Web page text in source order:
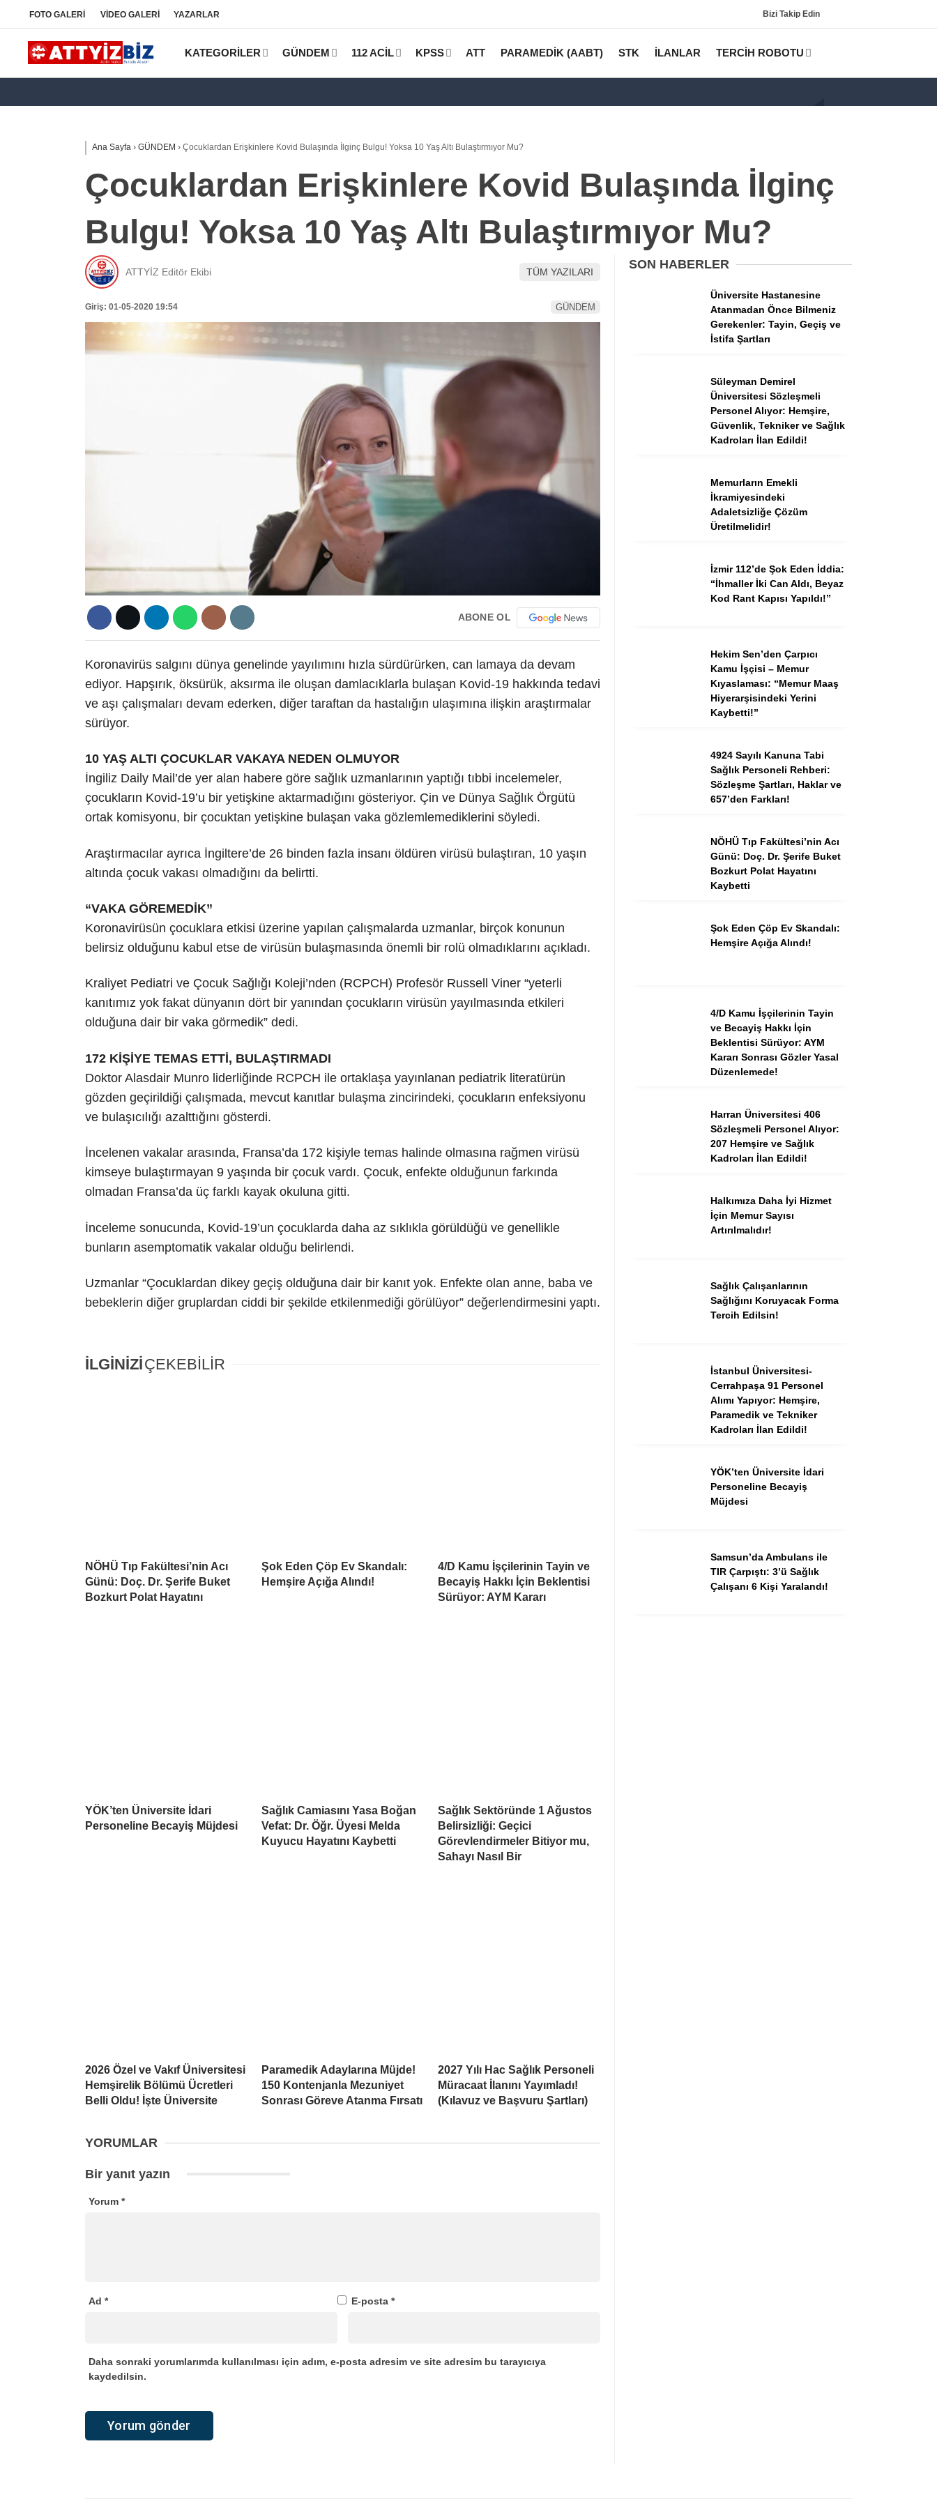
Tercih Robotu (Ön Lisans)
Dribbble
FOTO GALERİ VİDEO GALERİ YAZARLAR Bizi Takip Edin
KATEGORİLER GÜNDEM 112 ACİL KPSS ATT PARAMEDİK (AABT) STK İLANLAR TERCİH ROBOTU
Ana Sayfa › GÜNDEM › Çocuklardan Erişkinlere Kovid Bulaşında İlginç Bulgu! Yoksa 10 Yaş Altı Bulaştırmıyor Mu?
Çocuklardan Erişkinlere Kovid Bulaşında İlginç
Bulgu! Yoksa 10 Yaş Altı Bulaştırmıyor Mu?
ATTYİZ Editör Ekibi TÜM YAZILARI
Giriş: 01-05-2020 19:54 GÜNDEM
ABONE OL
Koronavirüs salgını dünya genelinde yayılımını hızla sürdürürken, can lamaya da devam
ediyor. Hapşırık, öksürük, aksırma ile oluşan damlacıklarla bulaşan Kovid-19 hakkında tedavi
ve aşı çalışmaları devam ederken, diğer taraftan da hastalığın ulaşımına ilişkin araştırmalar
sürüyor.
10 YAŞ ALTI ÇOCUKLAR VAKAYA NEDEN OLMUYOR
İngiliz Daily Mail’de yer alan habere göre sağlık uzmanlarının yaptığı tıbbi incelemeler,
çocukların Kovid-19’u bir yetişkine aktarmadığını gösteriyor. Çin ve Dünya Sağlık Örgütü
ortak komisyonu, bir çocuktan yetişkine bulaşan vaka gözlemlemediklerini söyledi.
Araştırmacılar ayrıca İngiltere’de 26 binden fazla insanı öldüren virüsü bulaştıran, 10 yaşın
altında çocuk vakası olmadığını da belirtti.
“VAKA GÖREMEDİK”
Koronavirüsün çocuklara etkisi üzerine yapılan çalışmalarda uzmanlar, birçok konunun
belirsiz olduğunu kabul etse de virüsün bulaşmasında önemli bir rolü olmadıklarını açıkladı.
Kraliyet Pediatri ve Çocuk Sağlığı Koleji’nden (RCPCH) Profesör Russell Viner “yeterli
kanıtımız yok fakat dünyanın dört bir yanından çocukların virüsün yayılmasında etkileri
olduğuna dair bir vaka görmedik” dedi.
172 KİŞİYE TEMAS ETTİ, BULAŞTIRMADI
Doktor Alasdair Munro liderliğinde RCPCH ile ortaklaşa yayınlanan pediatrik literatürün
gözden geçirildiği çalışmada, mevcut kanıtlar bulaşma zincirindeki, çocukların enfeksiyonu
ve bulaşıcılığı azalttığını gösterdi.
İncelenen vakalar arasında, Fransa’da 172 kişiyle temas halinde olmasına rağmen virüsü
kimseye bulaştırmayan 9 yaşında bir çocuk vardı. Çocuk, enfekte olduğunun farkında
olmadan Fransa’da üç farklı kayak okuluna gitti.
İnceleme sonucunda, Kovid-19’un çocuklarda daha az sıklıkla görüldüğü ve genellikle
bunların asemptomatik vakalar olduğu belirlendi.
Uzmanlar “Çocuklardan dikey geçiş olduğuna dair bir kanıt yok. Enfekte olan anne, baba ve
bebeklerin diğer gruplardan ciddi bir şekilde etkilenmediği görülüyor” değerlendirmesini yaptı.
İLGİNİZİÇEKEBİLİR
NÖHÜ Tıp Fakültesi’nin Acı
Günü: Doç. Dr. Şerife Buket
Bozkurt Polat Hayatını
Şok Eden Çöp Ev Skandalı:
Hemşire Açığa Alındı!
4/D Kamu İşçilerinin Tayin ve
Becayiş Hakkı İçin Beklentisi
Sürüyor: AYM Kararı
YÖK’ten Üniversite İdari
Personeline Becayiş Müjdesi
Sağlık Camiasını Yasa Boğan
Vefat: Dr. Öğr. Üyesi Melda
Kuyucu Hayatını Kaybetti
Sağlık Sektöründe 1 Ağustos
Belirsizliği: Geçici
Görevlendirmeler Bitiyor mu,
Sahayı Nasıl Bir
2026 Özel ve Vakıf Üniversitesi
Hemşirelik Bölümü Ücretleri
Belli Oldu! İşte Üniversite
Paramedik Adaylarına Müjde!
150 Kontenjanla Mezuniyet
Sonrası Göreve Atanma Fırsatı
2027 Yılı Hac Sağlık Personeli
Müracaat İlanını Yayımladı!
(Kılavuz ve Başvuru Şartları)
YORUMLAR
Bir yanıt yazın
Yorum *
Ad * E-posta *
Daha sonraki yorumlarımda kullanılması için adım, e-posta adresim ve site adresim bu tarayıcıya
kaydedilsin.
SON HABERLER
Üniversite Hastanesine
Atanmadan Önce Bilmeniz
Gerekenler: Tayin, Geçiş ve
İstifa Şartları
Süleyman Demirel
Üniversitesi Sözleşmeli
Personel Alıyor: Hemşire,
Güvenlik, Tekniker ve Sağlık
Kadroları İlan Edildi!
Memurların Emekli
İkramiyesindeki
Adaletsizliğe Çözüm
Üretilmelidir!
İzmir 112’de Şok Eden İddia:
“İhmaller İki Can Aldı, Beyaz
Kod Rant Kapısı Yapıldı!”
Hekim Sen’den Çarpıcı
Kamu İşçisi – Memur
Kıyaslaması: “Memur Maaş
Hiyerarşisindeki Yerini
Kaybetti!”
4924 Sayılı Kanuna Tabi
Sağlık Personeli Rehberi:
Sözleşme Şartları, Haklar ve
657’den Farkları!
NÖHÜ Tıp Fakültesi’nin Acı
Günü: Doç. Dr. Şerife Buket
Bozkurt Polat Hayatını
Kaybetti
Şok Eden Çöp Ev Skandalı:
Hemşire Açığa Alındı!
4/D Kamu İşçilerinin Tayin
ve Becayiş Hakkı İçin
Beklentisi Sürüyor: AYM
Kararı Sonrası Gözler Yasal
Düzenlemede!
Harran Üniversitesi 406
Sözleşmeli Personel Alıyor:
207 Hemşire ve Sağlık
Kadroları İlan Edildi!
Halkımıza Daha İyi Hizmet
İçin Memur Sayısı
Artırılmalıdır!
Sağlık Çalışanlarının
Sağlığını Koruyacak Forma
Tercih Edilsin!
İstanbul Üniversitesi-
Cerrahpaşa 91 Personel
Alımı Yapıyor: Hemşire,
Paramedik ve Tekniker
Kadroları İlan Edildi!
YÖK’ten Üniversite İdari
Personeline Becayiş
Müjdesi
Samsun’da Ambulans ile
TIR Çarpıştı: 3’ü Sağlık
Çalışanı 6 Kişi Yaralandı!